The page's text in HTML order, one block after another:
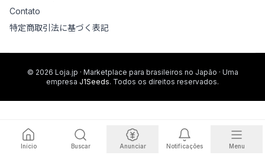
Contato
特定商取引法に基づく表記
© 2026 Loja.jp · Marketplace para brasileiros no Japão · Uma
empresa J1Seeds. Todos os direitos reservados.
Início Buscar Anunciar Notificações Menu